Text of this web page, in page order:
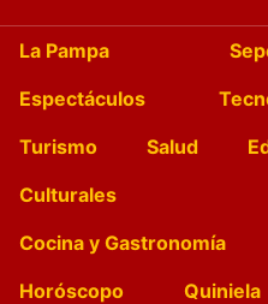
La Pampa
Espectáculos
Turismo
Salud
Culturales
Cocina y Gastronomía
Horóscopo
Quiniela